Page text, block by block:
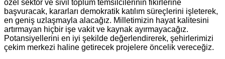
özel sektör ve sivil toplum temsilcilerinin fikirlerine
başvuracak, kararları demokratik katılım süreçlerini işleterek,
en geniş uzlaşmayla alacağız. Milletimizin hayat kalitesini
artırmayan hiçbir işe vakit ve kaynak ayırmayacağız.
Potansiyellerini en iyi şekilde değerlendirerek, şehirlerimizi
çekim merkezi haline getirecek projelere öncelik vereceğiz.